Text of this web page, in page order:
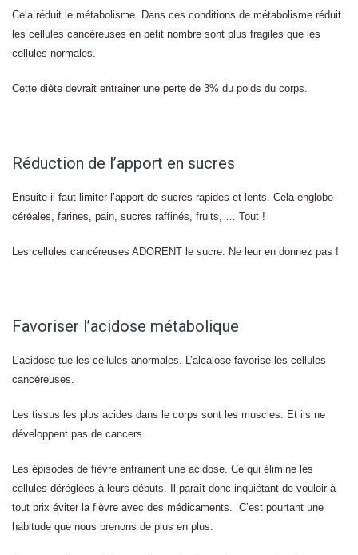
Cela réduit le métabolisme. Dans ces conditions de métabolisme réduit
les cellules cancéreuses en petit nombre sont plus fragiles que les
cellules normales.
Cette diète devrait entrainer une perte de 3% du poids du corps.
Réduction de l’apport en sucres
Ensuite il faut limiter l’apport de sucres rapides et lents. Cela englobe
céréales, farines, pain, sucres raffinés, fruits, … Tout !
Les cellules cancéreuses ADORENT le sucre. Ne leur en donnez pas !
Favoriser l’acidose métabolique
L’acidose tue les cellules anormales. L’alcalose favorise les cellules
cancéreuses.
Les tissus les plus acides dans le corps sont les muscles. Et ils ne
développent pas de cancers.
Les épisodes de fièvre entrainent une acidose. Ce qui élimine les
cellules déréglées à leurs débuts. Il paraît donc inquiétant de vouloir à
tout prix éviter la fièvre avec des médicaments. C’est pourtant une
habitude que nous prenons de plus en plus.